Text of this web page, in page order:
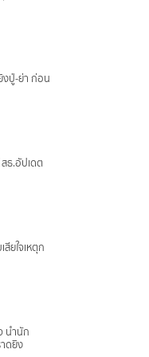
งปู่-ย่า ก่อน
ธ.อัปเดต
ยใจเหตุก
นำนัก
ดยิง